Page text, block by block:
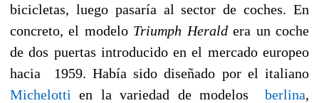
bicicletas, luego pasaría al sector de coches. En
concreto, el modelo Triumph Heraldera un coche
de dos puertas introducido en el mercado europeo
hacia 1959. Había sido diseñado por el italiano
Michelotti en la variedad de modelos berlina,